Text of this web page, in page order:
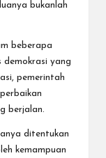
bukanlah
beberapa
demokrasi yang
pemerintah
berjalan.
ditentukan
kemampuan